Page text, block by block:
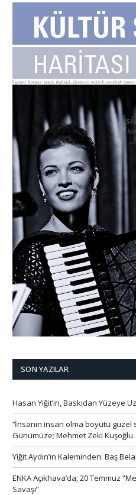
SON YAZILAR
Hasan Yiğit’in, Baskıdan Yüzeye
‘’İnsanın insan olma boyutu güzel
Günümüze; Mehmet Zeki
Yiğit Aydın’ın Kaleminden: Baş
ENKA Açıkhava’da; 20 Temmuz
Savaşı”